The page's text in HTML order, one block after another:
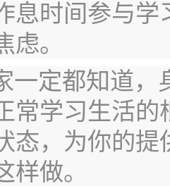
息时间参与
虑。
一定都知道，
常学习生活
态，为你的
样做。